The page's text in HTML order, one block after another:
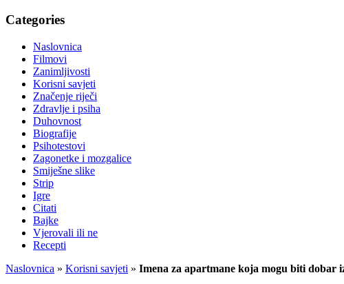
Categories
Naslovnica
Filmovi
Zanimljivosti
Korisni savjeti
Značenje riječi
Zdravlje i psiha
Duhovnost
Biografije
Psihotestovi
Zagonetke i mozgalice
Smiješne slike
Strip
Igre
Citati
Bajke
Vjerovali ili ne
Recepti
Naslovnica » Korisni savjeti » Imena za apartmane koja mogu biti dobar